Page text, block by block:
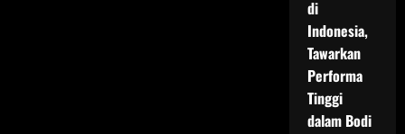
di
Indonesia,
Tawarkan
Performa
Tinggi
dalam Bodi